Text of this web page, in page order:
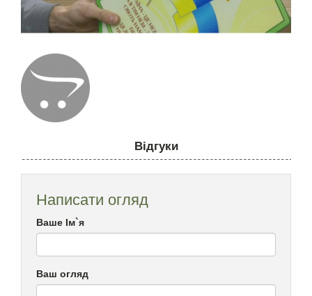
Відгуки
Написати огляд
Ваше Ім`я
Ваш огляд